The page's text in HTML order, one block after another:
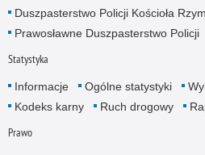
Duszpasterstwo Policji Kościoła
Prawosławne Duszpasterstwo Policji
Statystyka
Informacje Ogólne statystyki
Kodeks karny
Ruch drogowy
Prawo